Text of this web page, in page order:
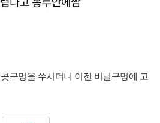
구멍을 쑤시더니 이젠 비닐구멍에 고